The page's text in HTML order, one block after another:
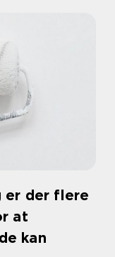
er der flere
at
kan